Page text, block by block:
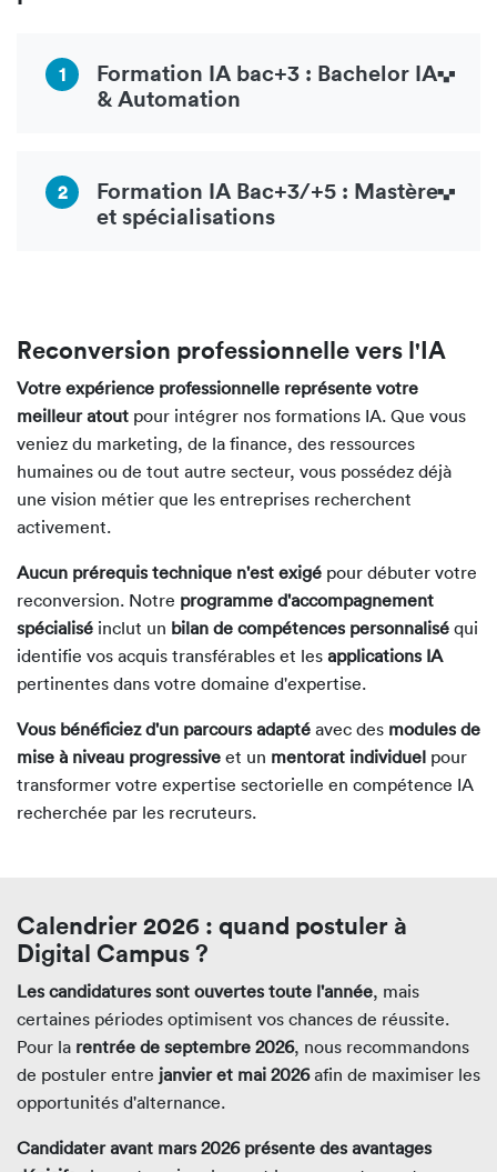
1
Formation IA bac+3 : Bachelor IA
& Automation
2
Formation IA Bac+3/+5 : Mastère
et spécialisations
Reconversion professionnelle vers l'IA
Votre expérience professionnelle représente votre
meilleur atout pour intégrer nos formations IA. Que vous
veniez du marketing, de la finance, des ressources
humaines ou de tout autre secteur, vous possédez déjà
une vision métier que les entreprises recherchent
activement.
Aucun prérequis technique n'est exigé pour débuter votre
reconversion. Notre programme d'accompagnement
spécialisé inclut un bilan de compétences personnalisé qui
identifie vos acquis transférables et les applications IA
pertinentes dans votre domaine d'expertise.
Vous bénéficiez d'un parcours adapté avec des modules de
mise à niveau progressive et un mentorat individuel pour
transformer votre expertise sectorielle en compétence IA
recherchée par les recruteurs.
Calendrier 2026 : quand postuler à
Digital Campus ?
Les candidatures sont ouvertes toute l'année, mais
certaines périodes optimisent vos chances de réussite.
Pour la rentrée de septembre 2026, nous recommandons
de postuler entre janvier et mai 2026afin de maximiser les
opportunités d'alternance.
Candidater avant mars 2026 présente des avantages